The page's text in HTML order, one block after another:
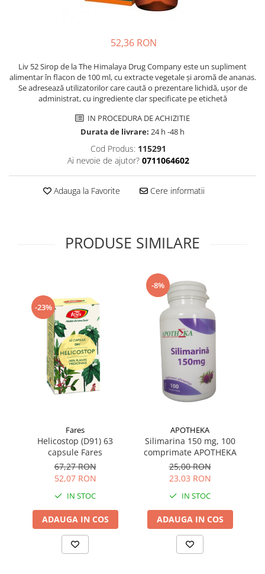
Prostata
Sanatate urinara
Slabire si control greutate
Somn stres si anxietate
Supliment Calciu
Supliment Vitamina B
Supliment Vitamina E
Supliment Zinc
Tincturi si Gemoderivate
Tuse gat si respiratie
Vitamine si minerale
Produse cu SPF Pentru Fata52,36 RON
Liv 52 Sirop de la The Himalaya Drug Company este un supliment
alimentar în flacon de 100 ml, cu extracte vegetale și aromă de ananas.
Se adresează utilizatorilor care caută o prezentare lichidă, ușor de
administrat, cu ingrediente clar specificate pe etichetă
IN PROCEDURA DE ACHIZITIE
Durata de livrare: 24 h -48 h
Cod Produs: 115291
Ai nevoie de ajutor? 0711064602
Adauga la Favorite Cere informatii
PRODUSE SIMILARE
-23%
Fares
Helicostop (D91) 63
capsule Fares
67,27 RON
52,07 RON
IN STOC
ADAUGA IN COS
-8%
APOTHEKA
Silimarina 150 mg, 100
comprimate APOTHEKA
25,00 RON
23,03 RON
IN STOC
ADAUGA IN COS